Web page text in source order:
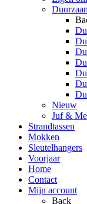
Nieuw
Juf &
Strandtassen
Mokken
Sleutelhangers
Voorjaar
Home
Contact
Mijn account
Back